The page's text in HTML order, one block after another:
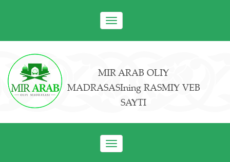
Toggle
navigation
MIR ARAB OLIY
MADRASASIning RASMIY VEB
SAYTI
Toggle
navigation